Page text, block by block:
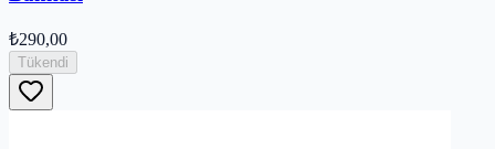
₺290,00
Tükendi